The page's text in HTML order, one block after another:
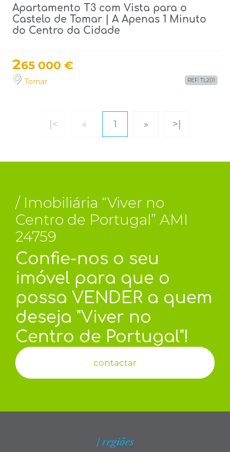
Apartamento T3 com Vista para o
Castelo de Tomar | A Apenas 1 Minuto
do Centro da Cidade
265 000 €
Tomar REF: TL201
|< « 1 » >|
/ Imobiliária “Viver no
Centro de Portugal” AMI
24759
Confie-nos o seu
imóvel para que o
possa VENDER a quem
deseja "Viver no
Centro de Portugal"!
contactar
| regiões